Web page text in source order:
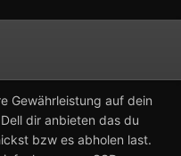
Gewährleistung auf dein
dir anbieten das du
bzw es abholen last.